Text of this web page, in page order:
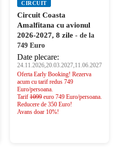
CIRCUIT
Circuit Coasta
Amalfitana cu avionul
2026-2027, 8 zile - de la
749 Euro
Date plecare:
24.11.2026,20.03.2027,11.06.2027
Oferta Early Booking! Rezerva
acum cu tarif redus 749
Euro/persoana.
Tarif 1099 euro 749 Euro/persoana.
Reducere de 350 Euro!
Avans doar 10%!